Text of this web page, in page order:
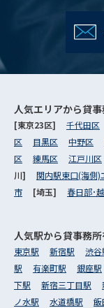
人気エリアから貸
[東京23区] 千代田区
区
目黒区 中野区
区
練馬区 江戸川区
川] 関内駅東口(海側)
市
[埼玉] 春日部･
人気駅から貸事務
東京駅 新宿駅 渋谷
駅
有楽町駅 銀座駅
下駅
新宿三丁目駅
ノ水駅
水道橋駅 飯